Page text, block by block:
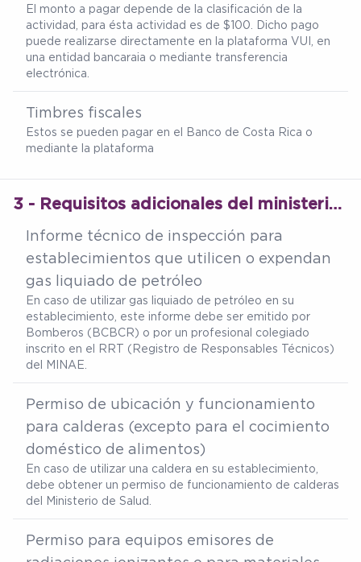
El monto a pagar depende de la clasificación de la
actividad, para ésta actividad es de $100. Dicho pago
puede realizarse directamente en la plataforma VUI, en
una entidad bancaraia o mediante transferencia
electrónica.
Timbres fiscales
Estos se pueden pagar en el Banco de Costa Rica o
mediante la plataforma
3 - Requisitos adicionales del ministerio de salud
Informe técnico de inspección para
establecimientos que utilicen o expendan
gas liquiado de petróleo
En caso de utilizar gas liquiado de petróleo en su
establecimiento, este informe debe ser emitido por
Bomberos (BCBCR) o por un profesional colegiado
inscrito en el RRT (Registro de Responsables Técnicos)
del MINAE.
Permiso de ubicación y funcionamiento
para calderas (excepto para el cocimiento
doméstico de alimentos)
En caso de utilizar una caldera en su establecimiento,
debe obtener un permiso de funcionamiento de calderas
del Ministerio de Salud.
Permiso para equipos emisores de